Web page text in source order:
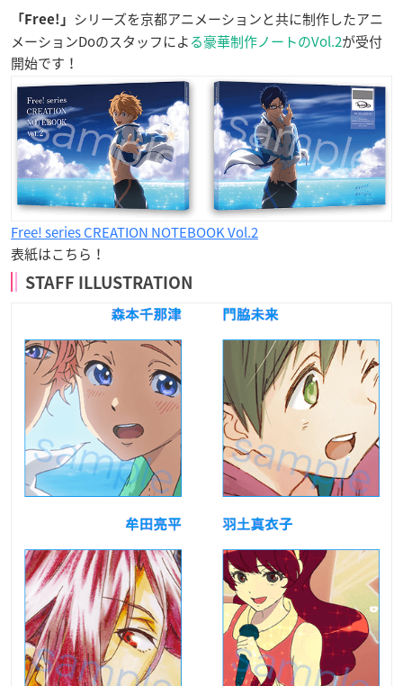
「Free!」 シリーズを京都アニメーションと共に制作したアニ
メーションDoのスタッフによる豪華制作ノートのVol.2が受付
開始です！
Free! series CREATION NOTEBOOK Vol.2
表紙はこちら！
STAFF ILLUSTRATION